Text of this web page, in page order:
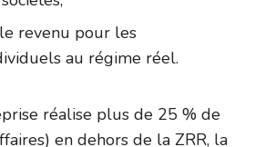
revenu pour les
au régime réel.
réalise plus de 25 % de
en dehors de la ZRR, la